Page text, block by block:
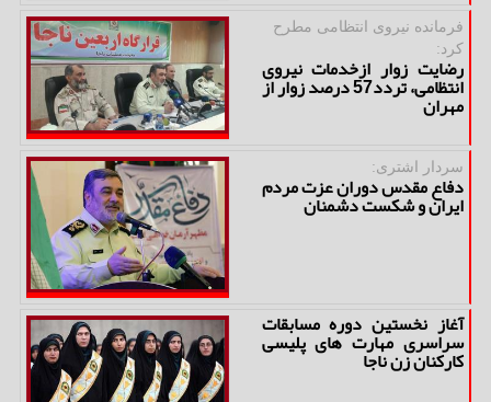
فرمانده نیروی انتظامی مطرح
كرد:
رضایت زوار ازخدمات نیروی
انتظامی، تردد57 درصد زوار از
مهران
سردار اشتری:
دفاع مقدس دوران عزت مردم
ایران و شكست دشمنان
آغاز نخستین دوره مسابقات
سراسری مهارت های پلیسی
كاركنان زن ناجا